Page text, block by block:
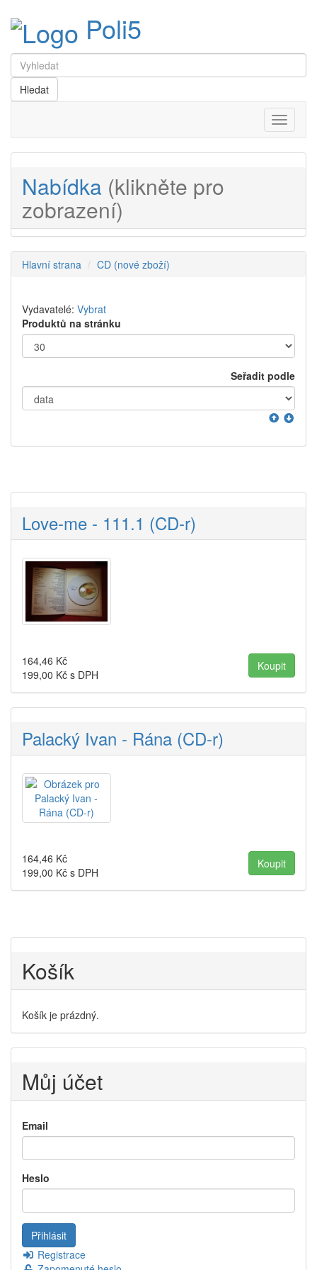
Poli5
Menu
Nabídka (klikněte pro
zobrazení)
Hlavní strana CD (nové zboží)
Vydavatelé: Vybrat
Produktů na stránku
Seřadit podle
Love-me - 111.1 (CD-r)
164,46 Kč
199,00 Kč s DPH
Palacký Ivan - Rána (CD-r)
164,46 Kč
199,00 Kč s DPH
Košík
Košík je prázdný.
Můj účet
Email
Heslo
Registrace